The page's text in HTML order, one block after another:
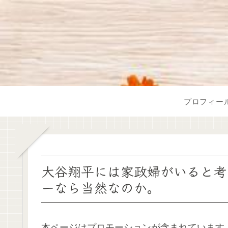
プロフィー
大谷翔平には家政婦がいると
ーなら当然なのか。